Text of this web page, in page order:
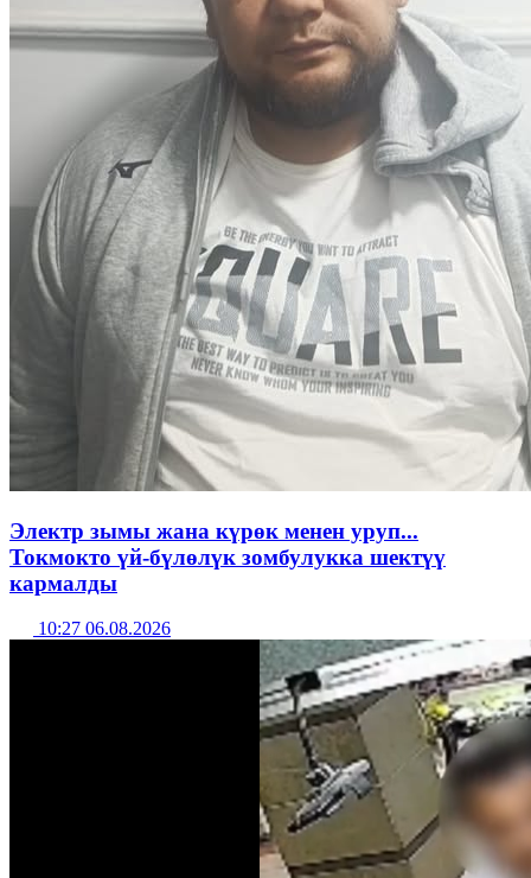
Электр зымы жана күрөк менен уруп...
Токмокто үй-бүлөлүк зомбулукка шектүү
кармалды
10:27 06.08.2026